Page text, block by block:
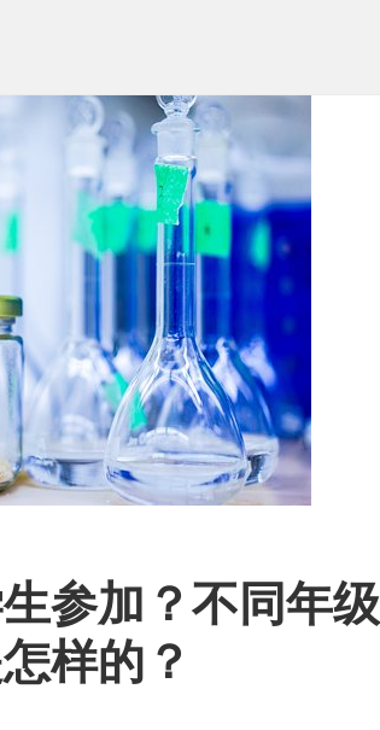
参加？不同年级
样的？